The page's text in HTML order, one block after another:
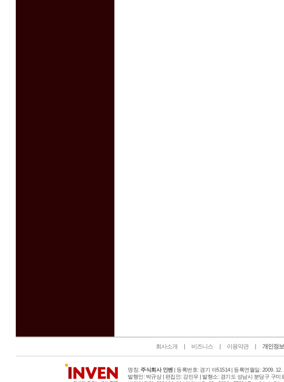
회사소개 비즈니스 이용약관 개인정
명칭: 주식회사 인벤 | 등록번호: 경기 아51514 | 등록연월일: 2009. 12.
발행인: 박규상 | 편집인: 강민우 | 발행소: 경기도 성남시 분당구 구미